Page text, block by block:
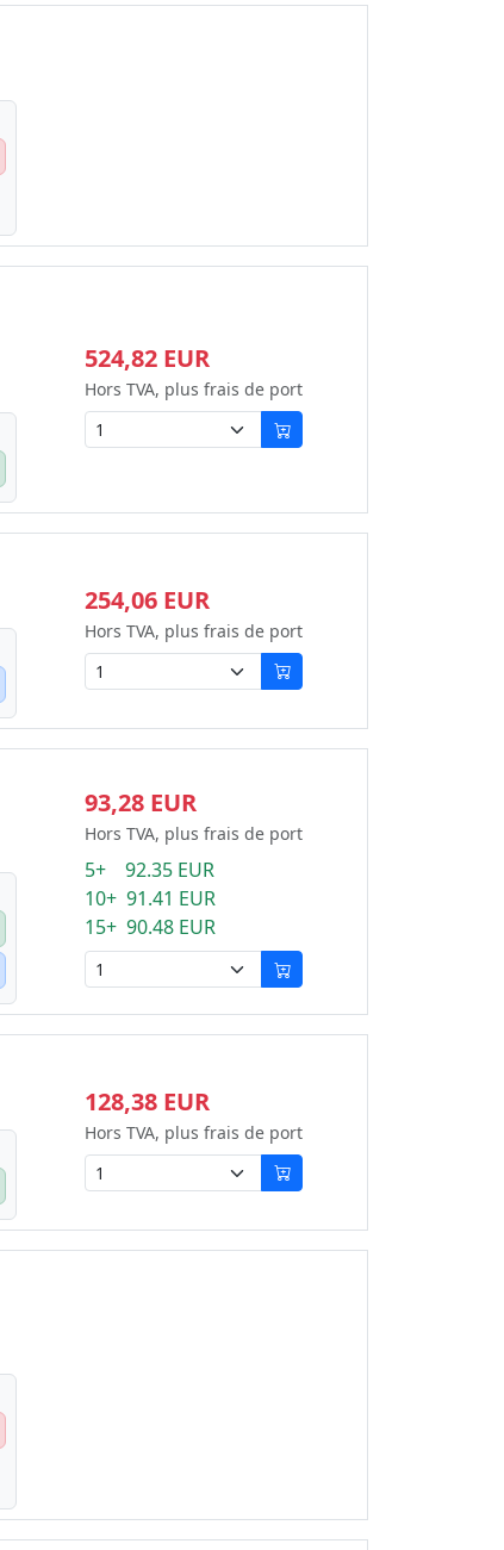
524,82 EUR
Hors TVA, plus frais de port
254,06 EUR
Hors TVA, plus frais de port
93,28 EUR
Hors TVA, plus frais de port
5+ 92.35 EUR
10+ 91.41 EUR
15+ 90.48 EUR
128,38 EUR
Hors TVA, plus frais de port